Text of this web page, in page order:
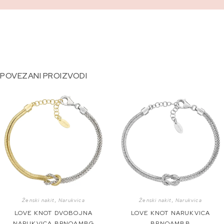
POVEZANI PROIZVODI
Ženski nakit, Narukvica
LOVE KNOT DVOBOJNA
Ženski nakit, Narukvica
LOVE KNOT NARUKVICA